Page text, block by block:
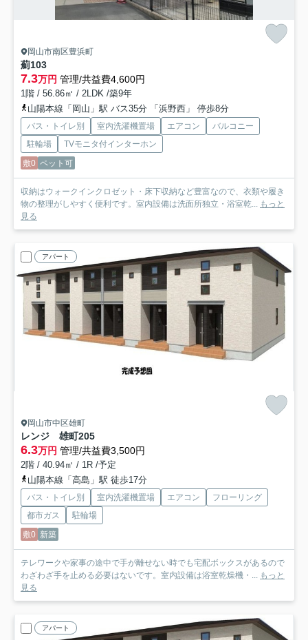
岡山市南区豊浜町
薊103
7.3万円 管理/共益費4,600円
1階 / 56.86㎡ / 2LDK /築9年
山陽本線「岡山」駅 バス35分 「浜野西」 停歩8分
バス・トイレ別 室内洗濯機置場 エアコン
バルコニー
駐輪場
TVモニタ付インターホン
敷0 ペット可
収納はウォークインクロゼット・床下収納など豊富なので、衣類や履き
物の整理がしやすく便利です。室内設備は洗面所独立・浴室乾... もっと
見る
アパート
岡山市中区雄町
レンジ 雄町205
6.3万円 管理/共益費3,500円
2階 / 40.94㎡ / 1R /予定
山陽本線「高島」駅 徒歩17分
バス・トイレ別 室内洗濯機置場 エアコン
フローリング
都市ガス
駐輪場
敷0 新築
テレワークや家事の途中で手が離せない時でも宅配ボックスがあるので
わざわざ手を止める必要はないです。室内設備は浴室乾燥機・... もっと
見る
アパート